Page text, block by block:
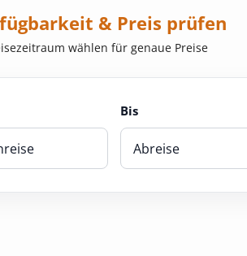
& Preis prüfen
wählen für genaue Preise
Bis